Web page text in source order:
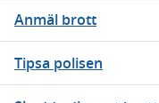
Anmäl brott
Tipsa polisen